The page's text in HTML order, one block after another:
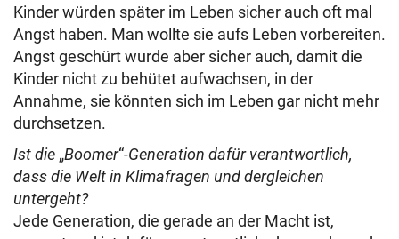
Kinder würden später im Leben sicher auch oft mal
Angst haben. Man wollte sie aufs Leben vorbereiten.
Angst geschürt wurde aber sicher auch, damit die
Kinder nicht zu behütet aufwachsen, in der
Annahme, sie könnten sich im Leben gar nicht mehr
durchsetzen.
Ist die „Boomer“-Generation dafür verantwortlich,
dass die Welt in Klimafragen und dergleichen
untergeht?
Jede Generation, die gerade an der Macht ist,